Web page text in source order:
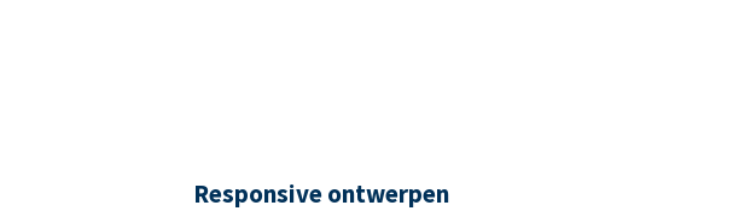
Responsive ontwerpen